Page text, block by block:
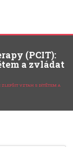
(PCIT):
a zvládat
ZLEPŠIT VZTAH S DÍTĚTEM A